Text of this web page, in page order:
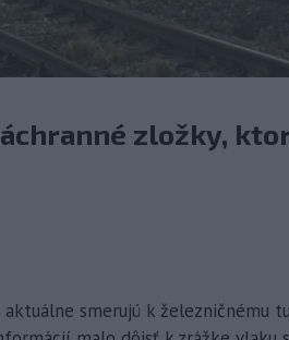
zložky,
aktuálne smerujú k železničnému